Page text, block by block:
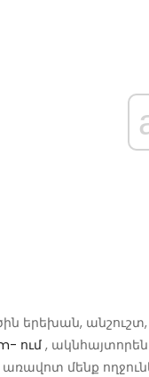
երեխան,
ում ,
առավոտ մենք